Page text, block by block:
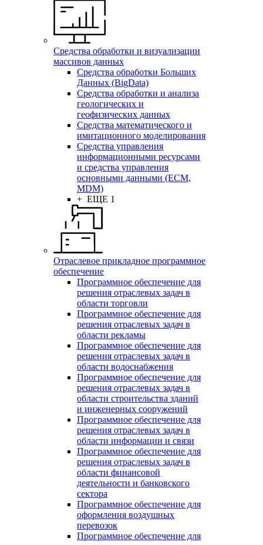
Средства обработки и визуализации
массивов данных
Средства обработки Больших
Данных (BigData)
Средства обработки и анализа
геологических и
геофизических данных
Средства математического и
имитационного моделирования
Средства управления
информационными ресурсами
и средства управления
основными данными (ECM,
MDM)
+ ЕЩЕ 1
Отраслевое прикладное программное
обеспечение
Программное обеспечение для
решения отраслевых задач в
области торговли
Программное обеспечение для
решения отраслевых задач в
области рекламы
Программное обеспечение для
решения отраслевых задач в
области водоснабжения
Программное обеспечение для
решения отраслевых задач в
области строительства зданий
и инженерных сооружений
Программное обеспечение для
решения отраслевых задач в
области информации и связи
Программное обеспечение для
решения отраслевых задач в
области финансовой
деятельности и банковского
сектора
Программное обеспечение для
оформления воздушных
перевозок
Программное обеспечение для